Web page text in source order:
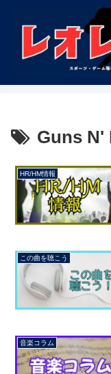
Guns N'
HR/HM情報
この曲を聴こう
音楽コラム